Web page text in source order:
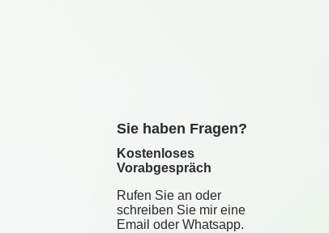
Sie haben Fragen?
Kostenloses
Vorabgespräch
Rufen Sie an oder
schreiben Sie mir eine
Email oder Whatsapp.